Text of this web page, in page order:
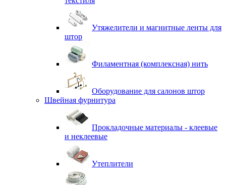
Утяжелители и магнитные ленты для
штор
Филаментная (комплексная) нить
Оборудование для салонов штор
Швейная фурнитура
Прокладочные материалы - клеевые
и неклеевые
Утеплители